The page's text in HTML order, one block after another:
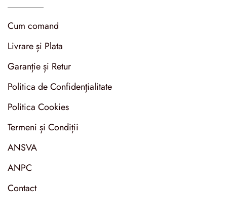
Cum comand
Livrare și Plata
Garanție și Retur
Politica de Confidențialitate
Politica Cookies
Termeni și Condiții
ANSVA
ANPC
Contact